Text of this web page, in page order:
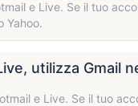
e Live. Se il tuo
Yahoo.
utilizza Gmail
e Live. Se il tuo